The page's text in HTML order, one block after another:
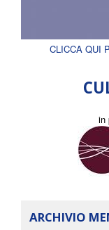
CLICCA QUI
in
ARCHIVIO